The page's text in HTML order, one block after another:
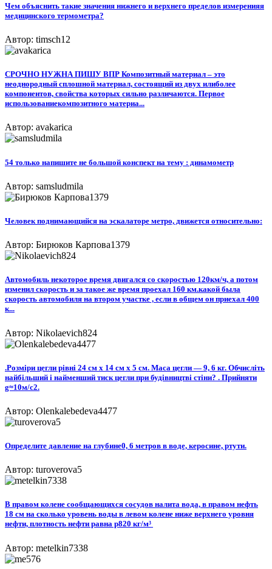
Чем объяснить такие значения нижнего и верхнего пределов измеренияя
медицинского термометра?
Автор: timsch12
CРОЧНО НУЖНА ПИШУ ВПР Композитный материал – это
неоднородный сплошной материал, состоящий из двух илиболее
компонентов, свойства которых сильно различаются. Первое
использованиекомпозитного материа...
Автор: avakarica
54 только напишите не большой конспект на тему : динамометр
Автор: samsludmila
Человек поднимающийся на эскалаторе метро, движется относительно:
Автор: Бирюков Карпова1379
Автомобиль некоторое время двигался со скоростью 120км/ч, а потом
изменил скорость и за такое же время проехал 160 км.какой была
скорость автомобиля на втором участке , если в общем он приехал 400
к...
Автор: Nikolaevich824
.Розміри цегли рівні 24 см х 14 см х 5 см. Маса цегли — 9, 6 кг. Обчисліть
найбільший і найменший тиск цегли при будівництві стіни? . Прийняти
g≈10м/с2.
Автор: Olenkalebedeva4477
Определите давление на глубине0, 6 метров в воде, керосине, ртути.
Автор: turoverova5
В правом колене сообщающихся сосудов налита вода, в правом нефть
18 см на сколько уровень воды в левом колене ниже верхнего уровня
нефти, плотность нефти равна р820 кг/м³ ​
Автор: metelkin7338